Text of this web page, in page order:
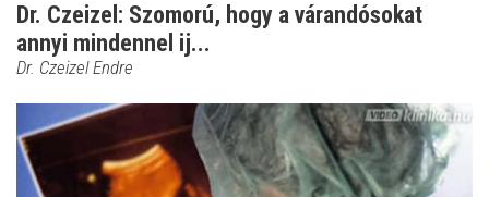
Dr. Czeizel: Szomorú, hogy a várandósokat
annyi mindennel ij...
Dr. Czeizel Endre